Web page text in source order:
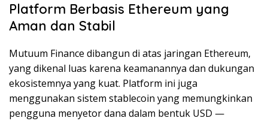
Platform Berbasis Ethereum yang
Aman dan Stabil
Mutuum Finance dibangun di atas jaringan Ethereum,
yang dikenal luas karena keamanannya dan dukungan
ekosistemnya yang kuat. Platform ini juga
menggunakan sistem stablecoin yang memungkinkan
pengguna menyetor dana dalam bentuk USD —